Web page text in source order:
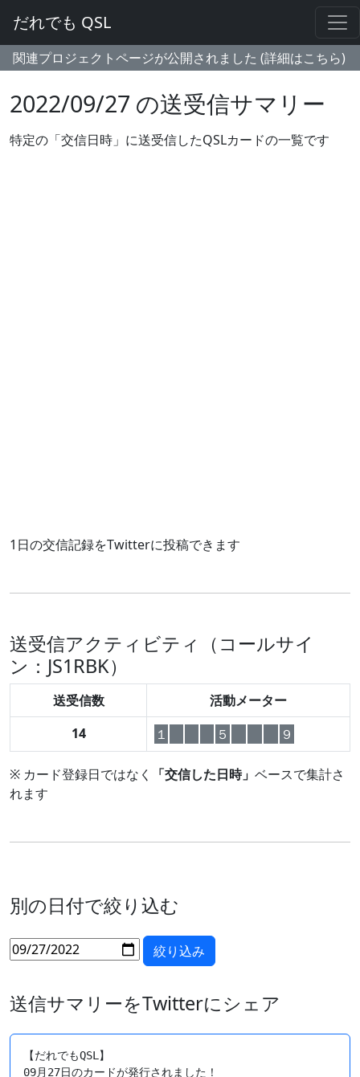
だれでも QSL
関連プロジェクトページが公開されました (詳細はこちら)
2022/09/27 の送受信サマリー
特定の「交信日時」に送受信したQSLカードの一覧です
1日の交信記録をTwitterに投稿できます
送受信アクティビティ（コールサイ
ン：JS1RBK）
送受信数
活動メーター
14
１ ５ ９
※ カード登録日ではなく 「交信した日時」 ベースで集計さ
れます
別の日付で絞り込む
送信サマリーをTwitterにシェア
【だれでもQSL】
09月27日のカードが発行されました！